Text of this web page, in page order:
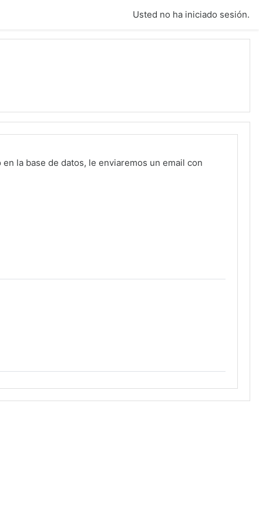
Usted no ha iniciado sesión.
la base de datos, le enviaremos un email con